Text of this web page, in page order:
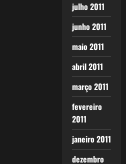
julho 2011
junho 2011
maio 2011
abril 2011
março 2011
fevereiro
2011
janeiro 2011
dezembro